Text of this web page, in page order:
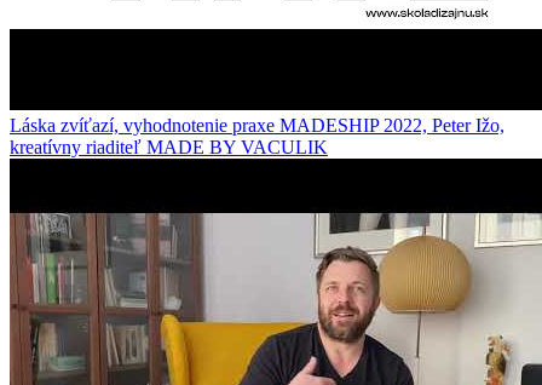
Láska zvíťazí, vyhodnotenie praxe MADESHIP 2022, Peter Ižo,
kreatívny riaditeľ MADE BY VACULIK